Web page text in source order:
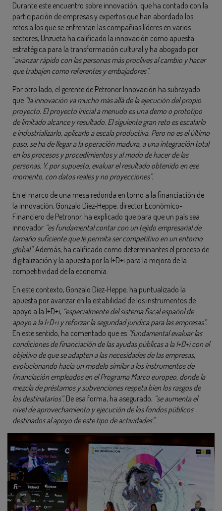
Durante este encuentro sobre innovación, que ha contado con la
participación de empresas y expertos que han abordado los
retos a los que se enfrentan las compañías líderes en varios
sectores, Unzueta ha calificado la innovación como apuesta
estratégica para la transformación cultural y ha abogado por
“avanzar rápido con las personas más proclives al cambio y hacer
que trabajen como referentes y embajadores”.
Por otro lado, el gerente de Petronor Innovación ha subrayado
que “la innovación va mucho más allá de la ejecución del propio
proyecto. El proyecto inicial a menudo es una demo o prototipo
de limitado alcance y resultado. El siguiente gran reto es escalarlo
e industrializarlo, aplicarlo a escala productiva. Pero no es el último
paso, se ha de llegar a la operación madura, a una integración total
en los procesos y procedimientos y al modo de hacer de las
personas. Y, por supuesto, evaluar el resultado obtenido en ese
momento, con datos reales y no proyecciones”.
En el marco de una mesa redonda en torno a la financiación de
la innovación, Gonzalo Díez-Heppe, director Económico-
Financiero de Petronor, ha explicado que para que un país sea
innovador “es fundamental contar con un tejido empresarial de
tamaño suficiente que le permita ser competitivo en un entorno
global”.Además, ha calificado como determinantes el proceso de
digitalización y la apuesta por la I+D+i para la mejora de la
competitividad de la economía.
En este contexto, Gonzalo Díez-Heppe, ha puntualizado la
apuesta por avanzar en la estabilidad de los instrumentos de
apoyo a la I+D+i, “especialmente del sistema fiscal español de
apoyo a la I+D+i y reforzar la seguridad jurídica para las empresas”.
En este sentido, ha comentado que es “fundamental evaluar las
condiciones de financiación de las ayudas públicas a la I+D+i con el
objetivo de que se adapten a las necesidades de las empresas,
evolucionando hacia un modelo similar a los instrumentos de
financiación empleados en el Programa Marco europeo, donde la
mezcla de préstamos y subvenciones respeta bien los rasgos de
los destinatarios”. De esa forma, ha asegurado, “se aumenta el
nivel de aprovechamiento y ejecución de los fondos públicos
destinados al apoyo de este tipo de actividades”.